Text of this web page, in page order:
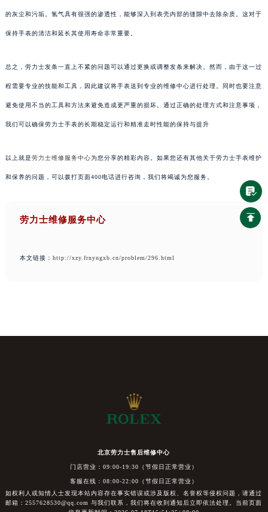
的灰尘和污垢。氢气具有很强的渗透性，能够深入到表壳内部的缝隙中去除杂质。这对于
保持手表的清洁和延长其使用寿命非常重要。
总之，劳力士发条一直上不紧的问题可以通过更换或调整发条来解决。然而，由于这一过
程需要专业的技能和工具，因此建议将手表送到专业的维修中心进行处理。同时也要注意
避免使用不当的工具和方法来避免造成更严重的损坏。通过正确的处理方式和注意事项，
我们可以确保劳力士手表的长期稳定运行和精准走时性能的保持与提升
以上就是劳力士维修服务中心为您分享的精彩内容。如果您还有其他关于劳力士手表维护
和保养的问题，可以拨打页面400电话进行咨询，我们将竭诚为您服务。
劳力士维修服务中心
本文链接： http://xzy.frnyngxb.cn/problem/296.html
北京劳力士售后维修中心
门店营业：09:00-19:30（节假日正常营业）
客服在线：08:00-22:00（节假日正常营业）
如权利人或知情人士发现本站内容存在事实错误或涉及版权、名誉权等侵权问题，请通过
邮箱：2557628530@qq.com 与我们联系，我们将在收到通知后立即依法处理。当前页面